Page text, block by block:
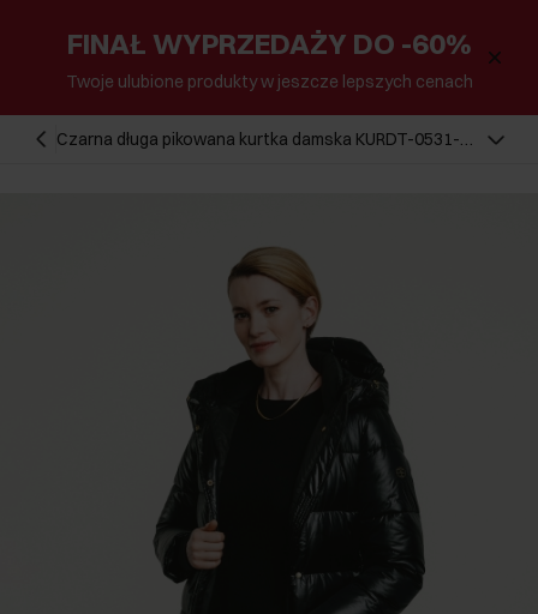
FINAŁ WYPRZEDAŻY DO -60%
Twoje ulubione produkty w jeszcze lepszych cenach
Czarna długa pikowana kurtka damska KURDT-0531-